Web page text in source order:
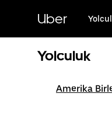
Uber
Yolculuk
Amerika